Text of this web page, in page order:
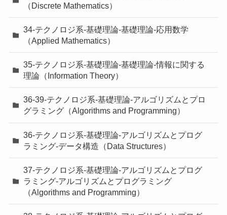
（Discrete Mathematics）
34-テクノロジ系-基礎理論-基礎理論-応用数学
（Applied Mathematics）
35-テクノロジ系-基礎理論-基礎理論-情報に関する
理論（Information Theory）
36-39-テクノロジ系-基礎理論-アルゴリズムとプロ
グラミング（Algorithms and Programming）
36-テクノロジ系-基礎理論-アルゴリズムとプログ
ラミング-データ構造（Data Structures）
37-テクノロジ系-基礎理論-アルゴリズムとプログ
ラミング-アルゴリズムとプログラミング
（Algorithms and Programming）